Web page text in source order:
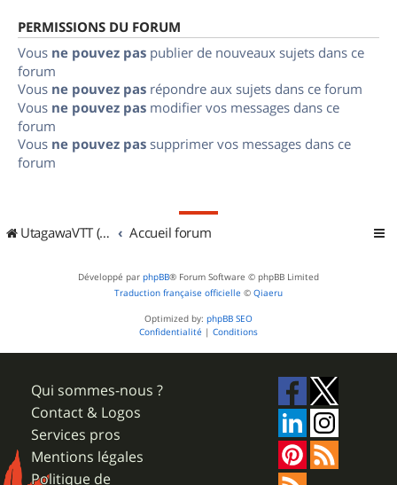
PERMISSIONS DU FORUM
Vous ne pouvez pas publier de nouveaux sujets dans ce
forum
Vous ne pouvez pas répondre aux sujets dans ce forum
Vous ne pouvez pas modifier vos messages dans ce
forum
Vous ne pouvez pas supprimer vos messages dans ce
forum
UtagawaVTT (Randos VTT et VTTAE avec traces GPS) Accueil forum
Développé par phpBB® Forum Software © phpBB Limited
Traduction française officielle © Qiaeru
Optimized by: phpBB SEO
Confidentialité | Conditions
Qui sommes-nous ?
Contact & Logos
Services pros
Mentions légales
Politique de